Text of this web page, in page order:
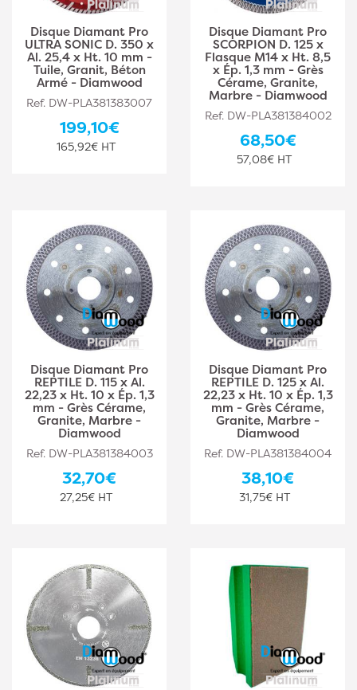
Disque Diamant Pro
ULTRA SONIC D. 350 x
Al. 25,4 x Ht. 10 mm -
Tuile, Granit, Béton
Armé - Diamwood
Ref. DW-PLA381383007
199,10€
165,92€ HT
Disque Diamant Pro
SCORPION D. 125 x
Flasque M14 x Ht. 8,5
x Ép. 1,3 mm - Grès
Cérame, Granite,
Marbre - Diamwood
Ref. DW-PLA381384002
68,50€
57,08€ HT
Disque Diamant Pro
REPTILE D. 115 x Al.
22,23 x Ht. 10 x Ép. 1,3
mm - Grès Cérame,
Granite, Marbre -
Diamwood
Ref. DW-PLA381384003
32,70€
27,25€ HT
Disque Diamant Pro
REPTILE D. 125 x Al.
22,23 x Ht. 10 x Ép. 1,3
mm - Grès Cérame,
Granite, Marbre -
Diamwood
Ref. DW-PLA381384004
38,10€
31,75€ HT